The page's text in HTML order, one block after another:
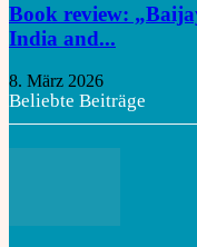
Book review:
India and...
8. März 2026
Beliebte Beiträge